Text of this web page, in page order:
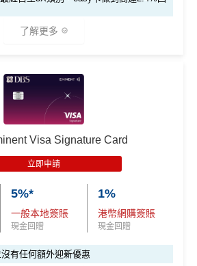
，其他簽賬只得0.56%簽賬回贈
贈換領金額最低為港幣50元
個月0息「月結單分期」計劃後，每
分期金額，渣打將扣除港幣1元現金
格賺取現金回贈之簽賬，渣打亦將每
分期金額扣除港幣1元現金回贈。如
賞」現金回贈結餘不足， 會以負數顯
情及分析...
錢」 (相等於1
0,000里)
錢」 (相等於2,
日內完成累積簽賬滿
：於合資格信用卡批核日起計之過去1
豐個人信用卡基本卡。 迎新條款：
e.g.HSBC萬寧 HSBC百老匯或其他
網上銀行ebanking繳費
，可兌換FPS轉數快回贈！詳情 MrMil
全新客
戶簽$2.
5萬*
全新客
000*
RC
$200 R
C
$200 R
不適用
了解更多
「最紅自主獎賞
「最紅自主獎賞
里
迎新
網址
MrMiles.hk/hsbc-visa-applica
請完填Form
MrMiles.hk/hsbc-easy-for
里賞金❗️（由里先生派出🎯38新會員額
Visa Signature Card
立即申請
5%*
一般本地簽賬
現金回贈
1%
港幣網購簽賬
現金回贈
沒有任何額外迎新優惠